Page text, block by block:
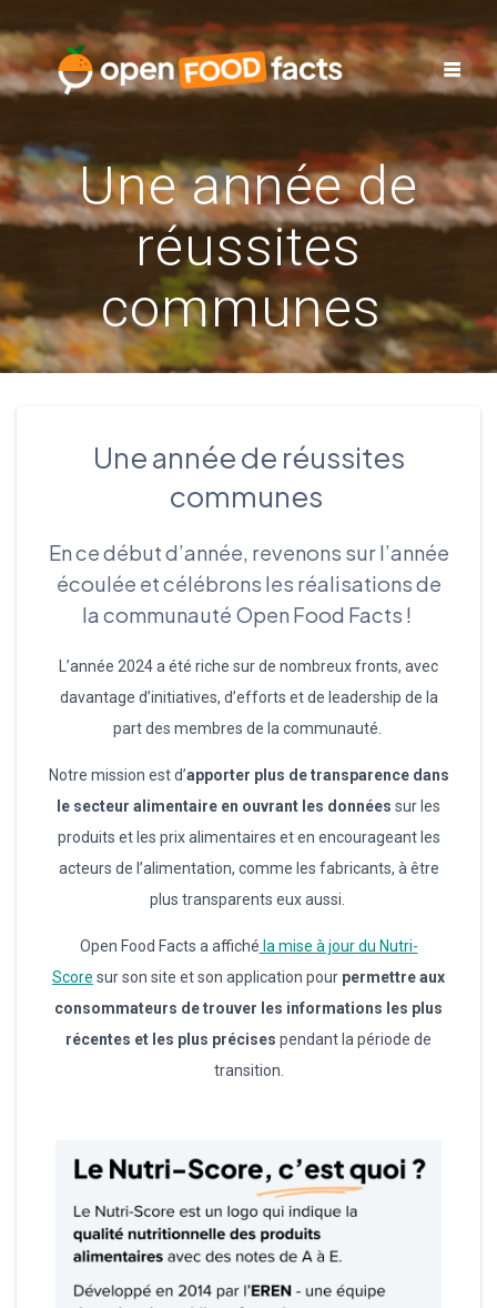
content
Une année de
réussites
communes
Une année de réussites
communes
En ce début d’année, revenons sur l’année
écoulée et célébrons les réalisations de
la communauté Open Food Facts !
L’année 2024 a été riche sur de nombreux fronts, avec
davantage d’initiatives, d’efforts et de leadership de la
part des membres de la communauté.
Notre mission est d’apporter plus de transparence dans
le secteur alimentaire en ouvrant les données sur les
produits et les prix alimentaires et en encourageant les
acteurs de l’alimentation, comme les fabricants, à être
plus transparents eux aussi.
Open Food Facts a affiché la mise à jour du Nutri-
Score sur son site et son application pour permettre aux
consommateurs de trouver les informations les plus
récentes et les plus précises pendant la période de
transition.